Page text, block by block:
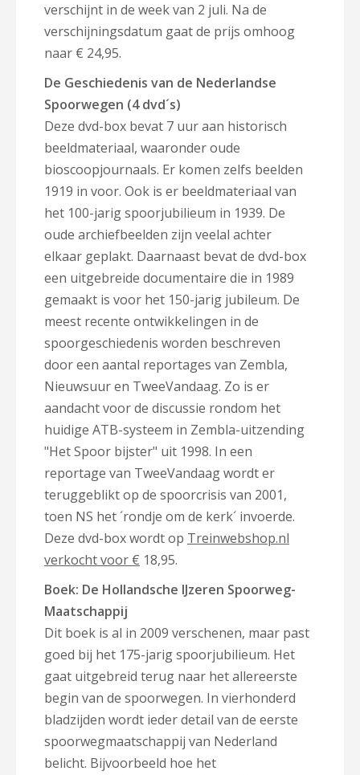
verschijnt in de week van 2 juli. Na de
verschijningsdatum gaat de prijs omhoog
naar € 24,95.
De Geschiedenis van de Nederlandse
Spoorwegen (4 dvd´s)
Deze dvd-box bevat 7 uur aan historisch
beeldmateriaal, waaronder oude
bioscoopjournaals. Er komen zelfs beelden
1919 in voor. Ook is er beeldmateriaal van
het 100-jarigspoorjubilieum in 1939. De
oude archiefbeelden zijn veelal achter
elkaar geplakt. Daarnaast bevat de dvd-box
een uitgebreide documentaire die in 1989
gemaakt is voor het 150-jarig jubileum. De
meest recente ontwikkelingen in de
spoorgeschiedenis worden beschreven
door een aantal reportages van Zembla,
Nieuwsuur en TweeVandaag. Zo is er
aandacht voor de discussie rondom het
huidige ATB-systeem in Zembla-uitzending
"Het Spoor bijster" uit 1998. In een
reportage van TweeVandaag wordt er
teruggeblikt op de spoorcrisis van 2001,
toen NS het ´rondje om de kerk´ invoerde.
Deze dvd-box wordt op Treinwebshop.nl
verkocht voor € 18,95.
Boek: De Hollandsche IJzeren Spoorweg-
Maatschappij
Dit boek is al in 2009 verschenen, maar past
goed bij het 175-jarig spoorjubilieum. Het
gaat uitgebreid terug naar het allereerste
begin van de spoorwegen. In vierhonderd
bladzijden wordt ieder detail van de eerste
spoorwegmaatschappij van Nederland
belicht. Bijvoorbeeld hoe het